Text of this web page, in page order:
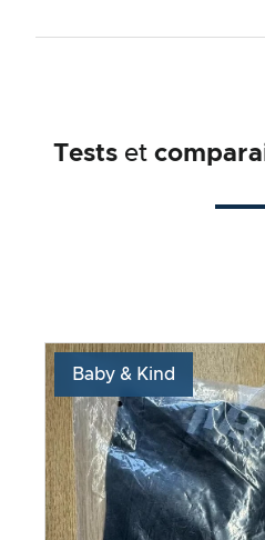
Tests et
Baby & Kind